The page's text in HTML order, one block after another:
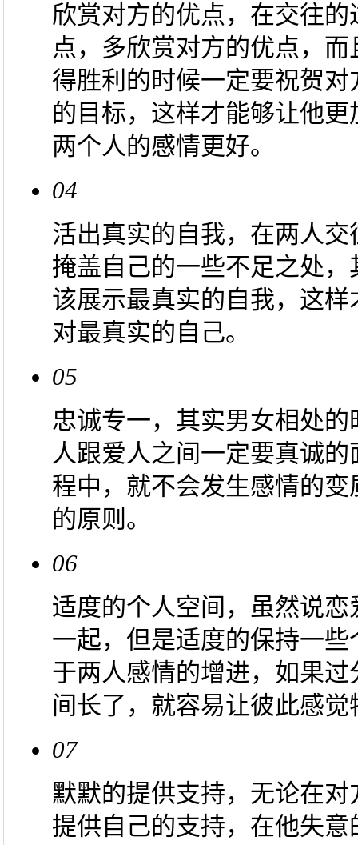
欣赏对方的优点，在交往
点，多欣赏对方的优点，
得胜利的时候一定要祝贺
的目标，这样才能够让他
两个人的感情更好。
04
活出真实的自我，在两人
掩盖自己的一些不足之处
该展示最真实的自我，这
对最真实的自己。
05
忠诚专一，其实男女相处
人跟爱人之间一定要真诚
程中，就不会发生感情的
的原则。
06
适度的个人空间，虽然说
一起，但是适度的保持一
于两人感情的增进，如果
间长了，就容易让彼此感觉
07
默默的提供支持，无论在
提供自己的支持，在他失